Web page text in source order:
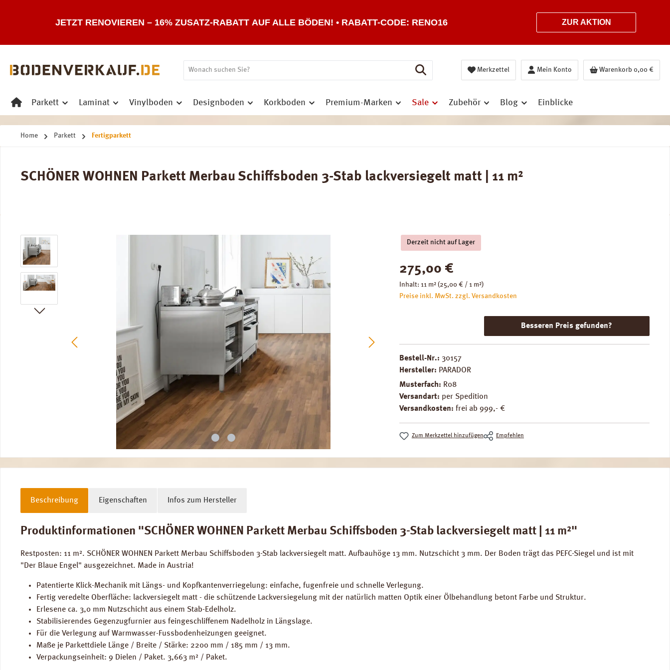
JETZT RENOVIEREN – 16% ZUSATZ-RABATT AUF ALLE BÖDEN! • RABATT-CODE: RENO16 ZUR AKTION
Merkzettel Mein Konto Warenkorb 0,00 €
Parkett Laminat Vinylboden Designboden Korkboden Premium-Marken Sale Zubehör Blog Einblicke
Home Parkett Fertigparkett
SCHÖNER WOHNEN Parkett Merbau Schiffsboden 3-Stab lackversiegelt matt | 11 m²
Bildergalerie überspringen Derzeit nicht auf Lager
Regulärer Preis:
275,00 €
Inhalt: 11 m² (25,00 € / 1 m²)
Preise inkl. MwSt. zzgl. Versandkosten
Besseren Preis gefunden?
Bestell-Nr.: 30157
Hersteller: PARADOR
Musterfach: R08
Versandart: per Spedition
Versandkosten: frei ab 999,- €
Zum Merkzettel hinzufügen Empfehlen
Beschreibung Eigenschaften Infos zum Hersteller
Produktinformationen "SCHÖNER WOHNEN Parkett Merbau Schiffsboden 3-Stab lackversiegelt matt | 11 m²"
Restposten: 11 m². SCHÖNER WOHNEN Parkett Merbau Schiffsboden 3-Stab lackversiegelt matt. Aufbauhöge 13 mm. Nutzschicht 3 mm. Der Boden trägt das PEFC-Siegel und ist mit
"Der Blaue Engel" ausgezeichnet. Made in Austria!
Patentierte Klick-Mechanik mit Längs- und Kopfkantenverriegelung: einfache, fugenfreie und schnelle Verlegung.
Fertig veredelte Oberfläche: lackversiegelt matt - die schützende Lackversiegelung mit der natürlich matten Optik einer Ölbehandlung betont Farbe und Struktur.
Erlesene ca. 3,0 mm Nutzschicht aus einem Stab-Edelholz.
Stabilisierendes Gegenzugfurnier aus feingeschliffenem Nadelholz in Längslage.
Für die Verlegung auf Warmwasser-Fussbodenheizungen geeignet.
Maße je Parkettdiele Länge / Breite / Stärke: 2200 mm / 185 mm / 13 mm.
Verpackungseinheit: 9 Dielen / Paket. 3,663 m² / Paket.